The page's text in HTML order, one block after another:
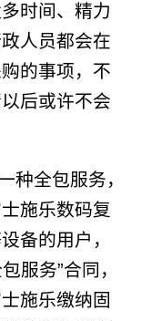
时间、精力
人员都会在
的事项，不
后或许不会
种全包服务，
施乐数码复
备的用户，
服务”合同，
施乐缴纳固